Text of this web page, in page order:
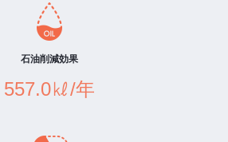
石油削減効果
557.0㎘/年